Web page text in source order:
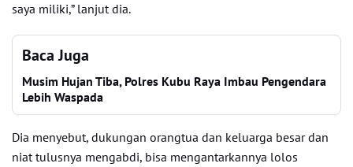
saya miliki,” lanjut dia.
Baca Juga
Musim Hujan Tiba, Polres Kubu Raya Imbau Pengendara
Lebih Waspada
Dia menyebut, dukungan orangtua dan keluarga besar dan
niat tulusnya mengabdi, bisa mengantarkannya lolos